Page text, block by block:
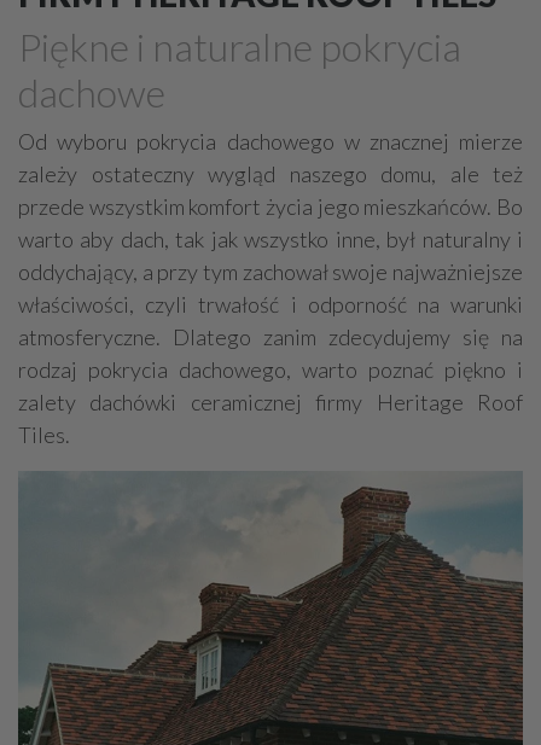
Drewno, konstrukcje drewniane
Farby, kleje, lakiery, emalie
Beton
Cegły, pustaki, bloczki
Techniki zamocowań
Kostka brukowa, granitowa
Beton komórkowy
Kruszywa
Systemy kominowe
Izolacje akustyczne
Składy budowlane
Stal, wyroby stalowe
Sklejki Blachy
Szkło
Tworzywa sztuczne
Styropian
System barw
Filtry
Metale
Piękne i naturalne pokrycia
dachowe
Od wyboru pokrycia dachowego w znacznej mierze
zależy ostateczny wygląd naszego domu, ale też
przede wszystkim komfort życia jego mieszkańców. Bo
warto aby dach, tak jak wszystko inne, był naturalny i
oddychający, a przy tym zachował swoje najważniejsze
właściwości, czyli trwałość i odporność na warunki
atmosferyczne. Dlatego zanim zdecydujemy się na
rodzaj pokrycia dachowego, warto poznać piękno i
zalety dachówki ceramicznej firmy Heritage Roof
Tiles.